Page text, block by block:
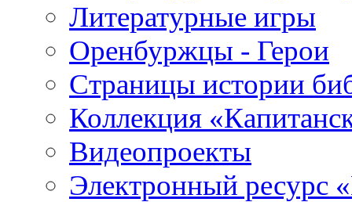
Литературные игры
Оренбуржцы - Герои
Страницы истории
Коллекция
Видеопроекты
Электронный ресурс